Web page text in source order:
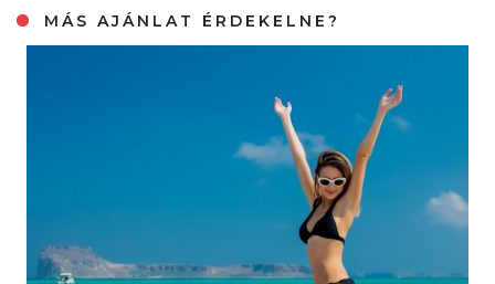
MÁS AJÁNLAT ÉRDEKELNE?